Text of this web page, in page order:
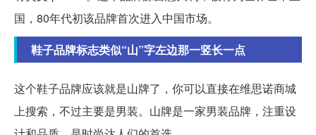
国，80年代初该品牌首次进入中国市场。
鞋子品牌标志类似“山”字左边那一竖长一点
这个鞋子品牌应该就是山牌了，你可以直接在维思诺商城
上搜索，不过主要是男装。山牌是一家男装品牌，注重设